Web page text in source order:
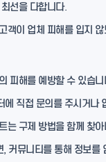
선을 다합니다.
객이 업체 피해를 입지
피해를 예방할 수 있습니
직접 문의를 주시거나
는 구제 방법을 함께 찾
커뮤니티를 통해 정보